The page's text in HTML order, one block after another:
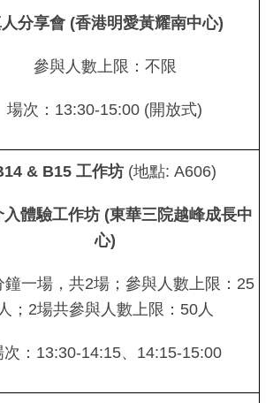
分享會 (香港明愛黃耀南中心)
參與人數上限：不限
場次：13:30-15:00 (開放式)
& B15 工作坊 (地點: A606)
入體驗工作坊 (東華三院越峰成長中
心)
鐘一場，共2場；參與人數上限：25
人；2場共參與人數上限：50人
次：13:30-14:15、14:15-15:00